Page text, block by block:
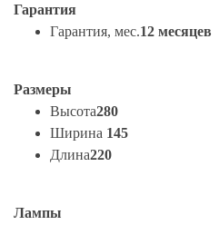
Гарантия
Гарантия, мес.12 месяцев
Размеры
Высота280
Ширина 145
Длина220
Лампы